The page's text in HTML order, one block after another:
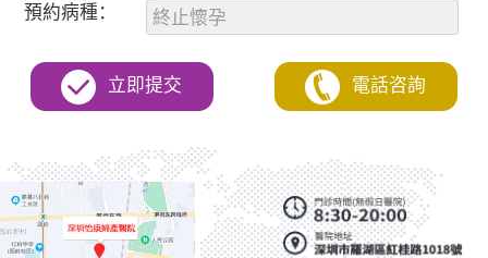
預約病種：
立即提交 電話咨詢